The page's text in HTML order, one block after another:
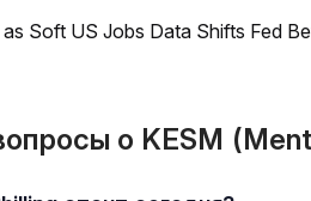
Soft US Jobs Data Shifts Fed
о KESM